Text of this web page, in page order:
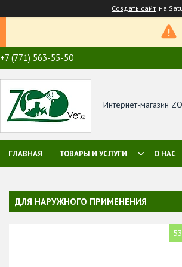
Создать сайт на
+7 (771) 563-55-50
Интернет-магазин
ГЛАВНАЯ ТОВАРЫ И УСЛУГИ О НАС
ДЛЯ НАРУЖНОГО ПРИМЕНЕНИЯ
53